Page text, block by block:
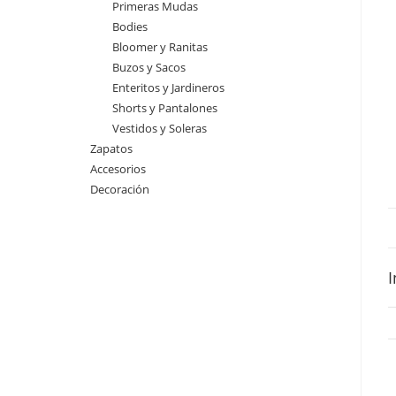
Primeras Mudas
Bodies
Bloomer y Ranitas
Buzos y Sacos
Enteritos y Jardineros
Shorts y Pantalones
Vestidos y Soleras
Zapatos
Accesorios
Decoración